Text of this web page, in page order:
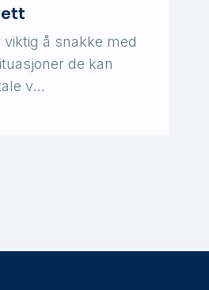
å snakke med
de kan
v…